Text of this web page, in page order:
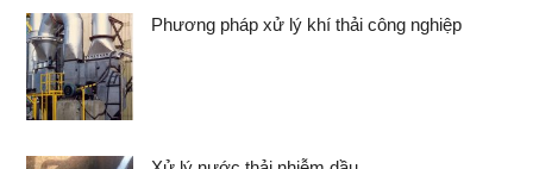
Phương pháp xử lý khí thải công nghiệp